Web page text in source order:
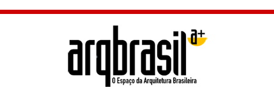
Skip to main content